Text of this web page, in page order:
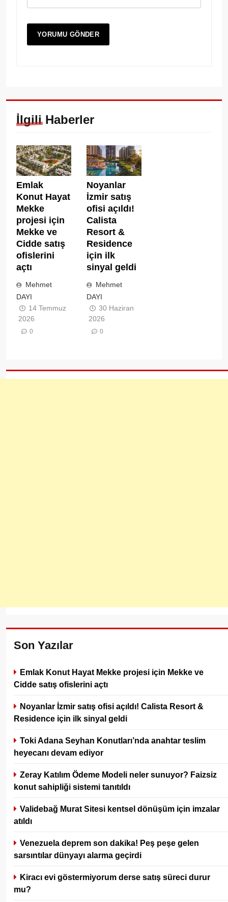
İlgili Haberler
Emlak
Konut Hayat
Mekke
projesi için
Mekke ve
Cidde satış
ofislerini
açtı
Mehmet
DAYI
14 Temmuz
2026
0
Noyanlar
İzmir satış
ofisi açıldı!
Calista
Resort &
Residence
için ilk
sinyal geldi
Mehmet
DAYI
30 Haziran
2026
0
Son Yazılar
Emlak Konut Hayat Mekke projesi için Mekke ve
Cidde satış ofislerini açtı
Noyanlar İzmir satış ofisi açıldı! Calista Resort &
Residence için ilk sinyal geldi
Toki Adana Seyhan Konutları’nda anahtar teslim
heyecanı devam ediyor
Zeray Katılım Ödeme Modeli neler sunuyor? Faizsiz
konut sahipliği sistemi tanıtıldı
Validebağ Murat Sitesi kentsel dönüşüm için imzalar
atıldı
Venezuela deprem son dakika! Peş peşe gelen
sarsıntılar dünyayı alarma geçirdi
Kiracı evi göstermiyorum derse satış süreci durur
mu?